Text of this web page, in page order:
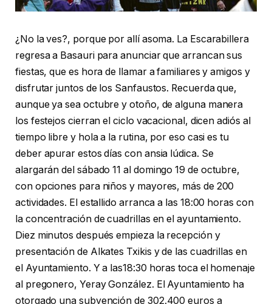
¿No la ves?, porque por allí asoma. La Escarabillera
regresa a Basauri para anunciar que arrancan sus
fiestas, que es hora de llamar a familiares y amigos y
disfrutar juntos de los Sanfaustos. Recuerda que,
aunque ya sea octubre y otoño, de alguna manera
los festejos cierran el ciclo vacacional, dicen adiós al
tiempo libre y hola a la rutina, por eso casi es tu
deber apurar estos días con ansia lúdica. Se
alargarán del sábado 11 al domingo 19 de octubre,
con opciones para niños y mayores, más de 200
actividades. El estallido arranca a las 18:00 horas con
la concentración de cuadrillas en el ayuntamiento.
Diez minutos después empieza la recepción y
presentación de Alkates Txikis y de las cuadrillas en
el Ayuntamiento. Y a las18:30 horas toca el homenaje
al pregonero, Yeray González. El Ayuntamiento ha
otorgado una subvención de 302.400 euros a